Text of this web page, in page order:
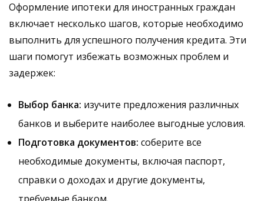
Оформление ипотеки для иностранных граждан
включает несколько шагов, которые необходимо
выполнить для успешного получения кредита. Эти
шаги помогут избежать возможных проблем и
задержек:
Выбор банка: изучите предложения различных
банков и выберите наиболее выгодные условия.
Подготовка документов: соберите все
необходимые документы, включая паспорт,
справки о доходах и другие документы,